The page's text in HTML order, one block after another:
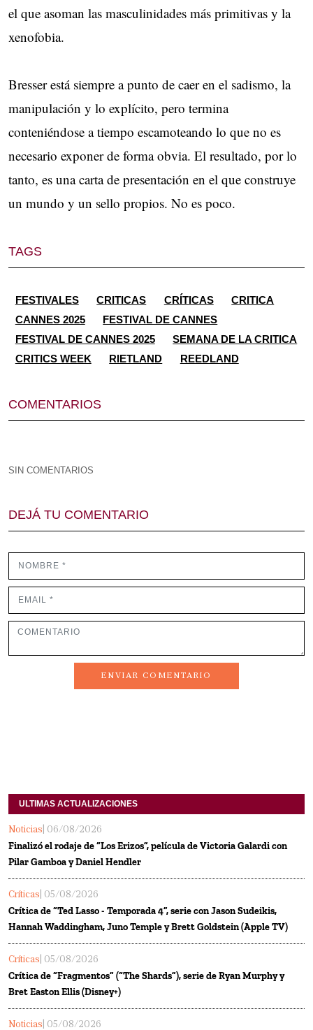
el que asoman las masculinidades más primitivas y la
xenofobia.
Bresser está siempre a punto de caer en el sadismo, la
manipulación y lo explícito, pero termina
conteniéndose a tiempo escamoteando lo que no es
necesario exponer de forma obvia. El resultado, por lo
tanto, es una carta de presentación en el que construye
un mundo y un sello propios. No es poco.
TAGS
FESTIVALES CRITICAS CRÍTICAS
CRITICA
CANNES 2025
FESTIVAL DE CANNES
FESTIVAL DE CANNES 2025
SEMANA DE LA CRITICA
CRITICS WEEK
RIETLAND REEDLAND
COMENTARIOS
SIN COMENTARIOS
DEJÁ TU COMENTARIO
ENVIAR COMENTARIO
ULTIMAS ACTUALIZACIONES
Noticias | 06/08/2026
Finalizó el rodaje de “Los Erizos”, película de Victoria Galardi con
Pilar Gamboa y Daniel Hendler
Críticas | 05/08/2026
Crítica de “Ted Lasso - Temporada 4”, serie con Jason Sudeikis,
Hannah Waddingham, Juno Temple y Brett Goldstein (Apple TV)
Críticas | 05/08/2026
Crítica de “Fragmentos” (“The Shards”), serie de Ryan Murphy y
Bret Easton Ellis (Disney+)
Noticias | 05/08/2026